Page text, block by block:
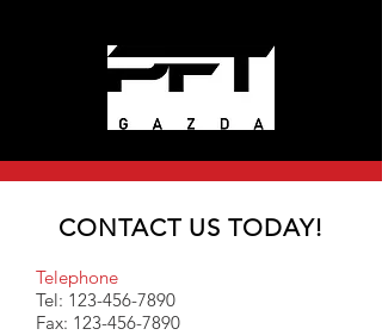
CONTACT US TODAY!
Telephone
Tel: 123-456-7890
Fax: 123-456-7890